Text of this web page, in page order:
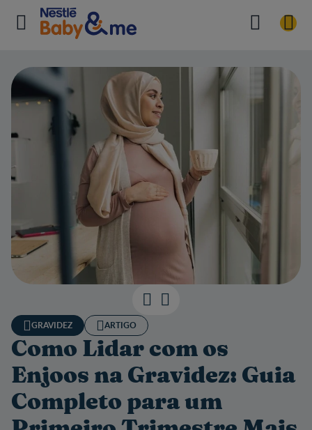
GRAVIDEZ ARTIGO
Como Lidar com os
Enjoos na Gravidez: Guia
Completo para um